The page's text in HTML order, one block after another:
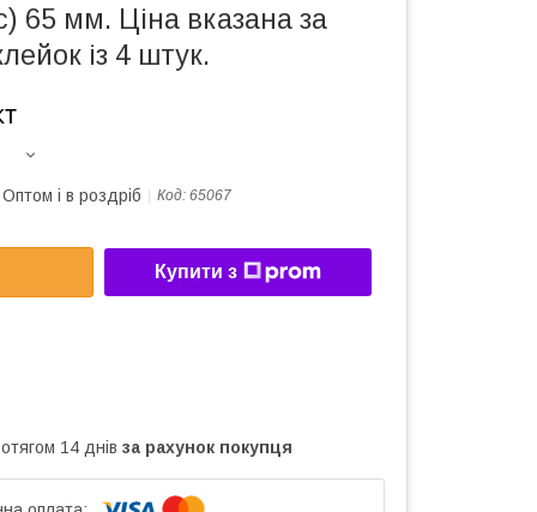
65 мм. Ціна вказана за
із 4 штук.
Оптом і в роздріб Код: 65067
Купити з
14 днів за рахунок покупця